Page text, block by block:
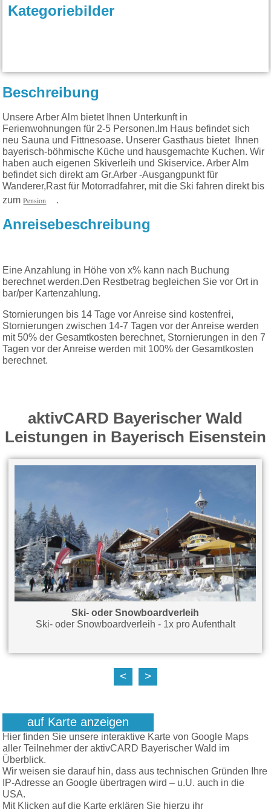
Kategoriebilder
Beschreibung
Unsere Arber Alm bietet Ihnen Unterkunft in
Ferienwohnungen für 2-5 Personen.Im Haus befindet sich
neu Sauna und Fittnesoase. Unserer Gasthaus bietet Ihnen
bayerisch-böhmische Küche und hausgemachte Kuchen. Wir
haben auch eigenen Skiverleih und Skiservice. Arber Alm
befindet sich direkt am Gr.Arber -Ausgangpunkt für
Wanderer,Rast für Motorradfahrer, mit die Ski fahren direkt bis
zumPension .
Anreisebeschreibung
Eine Anzahlung in Höhe von x% kann nach Buchung
berechnet werden.Den Restbetrag begleichen Sie vor Ort in
bar/per Kartenzahlung.
Stornierungen bis 14 Tage vor Anreise sind kostenfrei,
Stornierungen zwischen 14-7 Tagen vor der Anreise werden
mit 50% der Gesamtkosten berechnet, Stornierungen in den 7
Tagen vor der Anreise werden mit 100% der Gesamtkosten
berechnet.
aktivCARD Bayerischer Wald
Leistungen in Bayerisch Eisenstein
Ski- oder Snowboardverleih
Ski- oder Snowboardverleih - 1x pro Aufenthalt
< >
auf Karte anzeigen
Hier finden Sie unsere interaktive Karte von Google Maps
aller Teilnehmer der aktivCARD Bayerischer Wald im
Überblick.
Wir weisen sie darauf hin, dass aus technischen Gründen Ihre
IP-Adresse an Google übertragen wird – u.U. auch in die
USA.
Mit Klicken auf die Karte erklären Sie hierzu ihr